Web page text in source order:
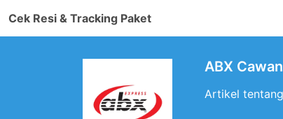
Cek Resi & Tracking Paket
ABX
Artikel